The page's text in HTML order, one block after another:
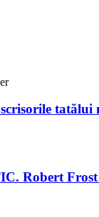
tatălui
Robert Frost